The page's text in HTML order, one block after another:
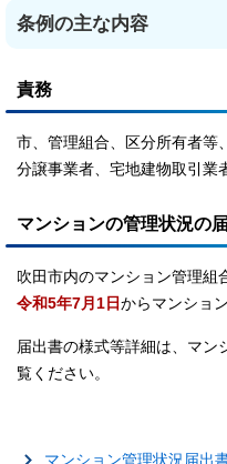
条例の主な内容
責務
市、管理組合、区分所有者等
分譲事業者、宅地建物取引業
マンションの管理状況の
吹田市内のマンション管理組
令和5年7月1日 からマンショ
届出書の様式等詳細は、マン
覧ください。
マンション管理状況届出